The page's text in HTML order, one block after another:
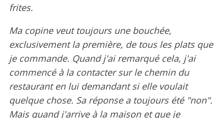
frites.
Ma copine veut toujours une bouchée,
exclusivement la première, de tous les plats que
je commande. Quand j'ai remarqué cela, j'ai
commencé à la contacter sur le chemin du
restaurant en lui demandant si elle voulait
quelque chose. Sa réponse a toujours été "non".
Mais quand j'arrive à la maison et que je